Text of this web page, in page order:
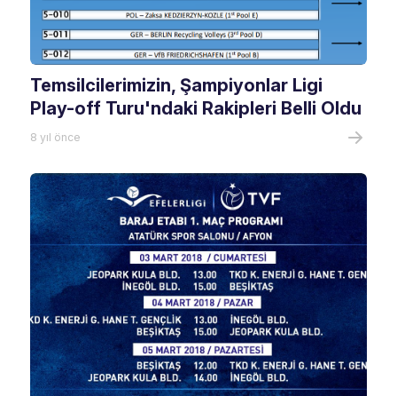
Temsilcilerimizin, Şampiyonlar Ligi
Play-off Turu'ndaki Rakipleri Belli Oldu
8 yıl önce